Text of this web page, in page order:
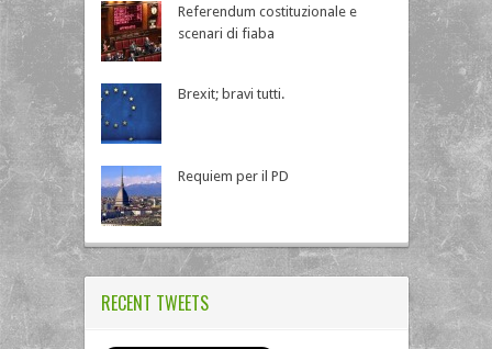
Referendum costituzionale e
scenari di fiaba
Brexit; bravi tutti.
Requiem per il PD
RECENT TWEETS